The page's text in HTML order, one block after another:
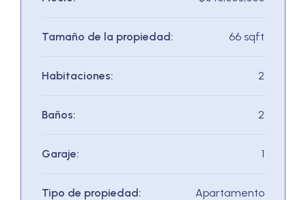
Tamaño de la propiedad: 66 sqft
Habitaciones: 2
Baños: 2
Garaje: 1
Tipo de propiedad: Apartamento